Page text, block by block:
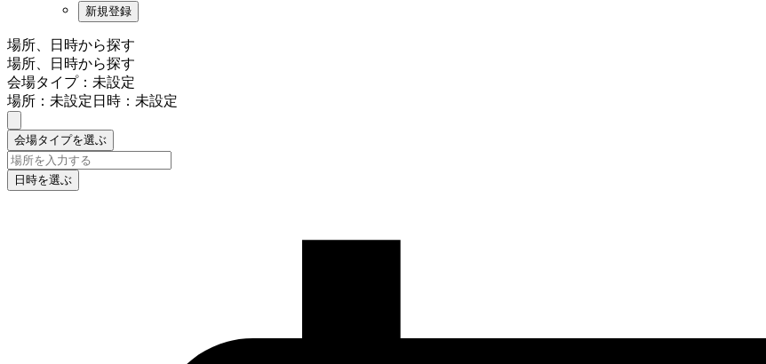
新規登録
場所、日時から探す
場所、日時から探す
会場タイプ：未設定
場所：未設定日時：未設定
会場タイプを選ぶ
日時を選ぶ